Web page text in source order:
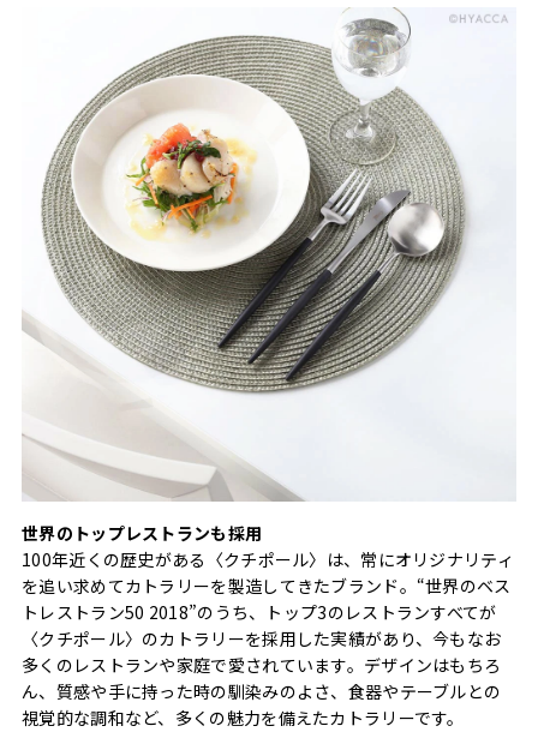
世界のトップレストランも採用
100年近くの歴史がある〈クチポール〉は、常にオリジナリティ
を追い求めてカトラリーを製造してきたブランド。“世界のベス
トレストラン50 2018”のうち、トップ3のレストランすべてが
〈クチポール〉のカトラリーを採用した実績があり、今もなお
多くのレストランや家庭で愛されています。デザインはもちろ
ん、質感や手に持った時の馴染みのよさ、食器やテーブルとの
視覚的な調和など、多くの魅力を備えたカトラリーです。